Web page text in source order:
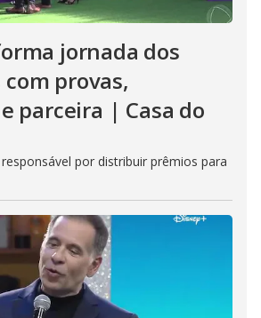
jornada dos
provas,
parceira | Casa do
por distribuir prêmios para